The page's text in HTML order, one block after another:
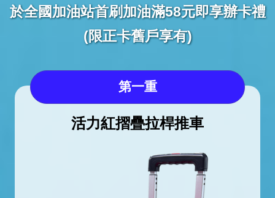
於全國加油站首刷加油滿58元即享辦卡禮
(限正卡舊戶享有)
第一重
活力紅摺疊拉桿推車